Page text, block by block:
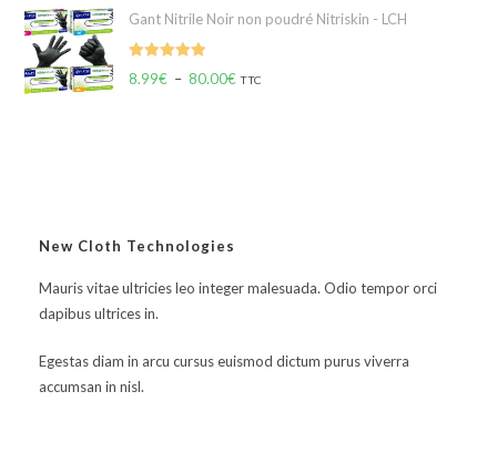
Gant Nitrile Noir non poudré Nitriskin - LCH
Note5.00
8.99€ – 80.00€ TTC
New Cloth Technologies
Mauris vitae ultricies leo integer malesuada. Odio tempor orci
dapibus ultrices in.
Egestas diam in arcu cursus euismod dictum purus viverra
accumsan in nisl.